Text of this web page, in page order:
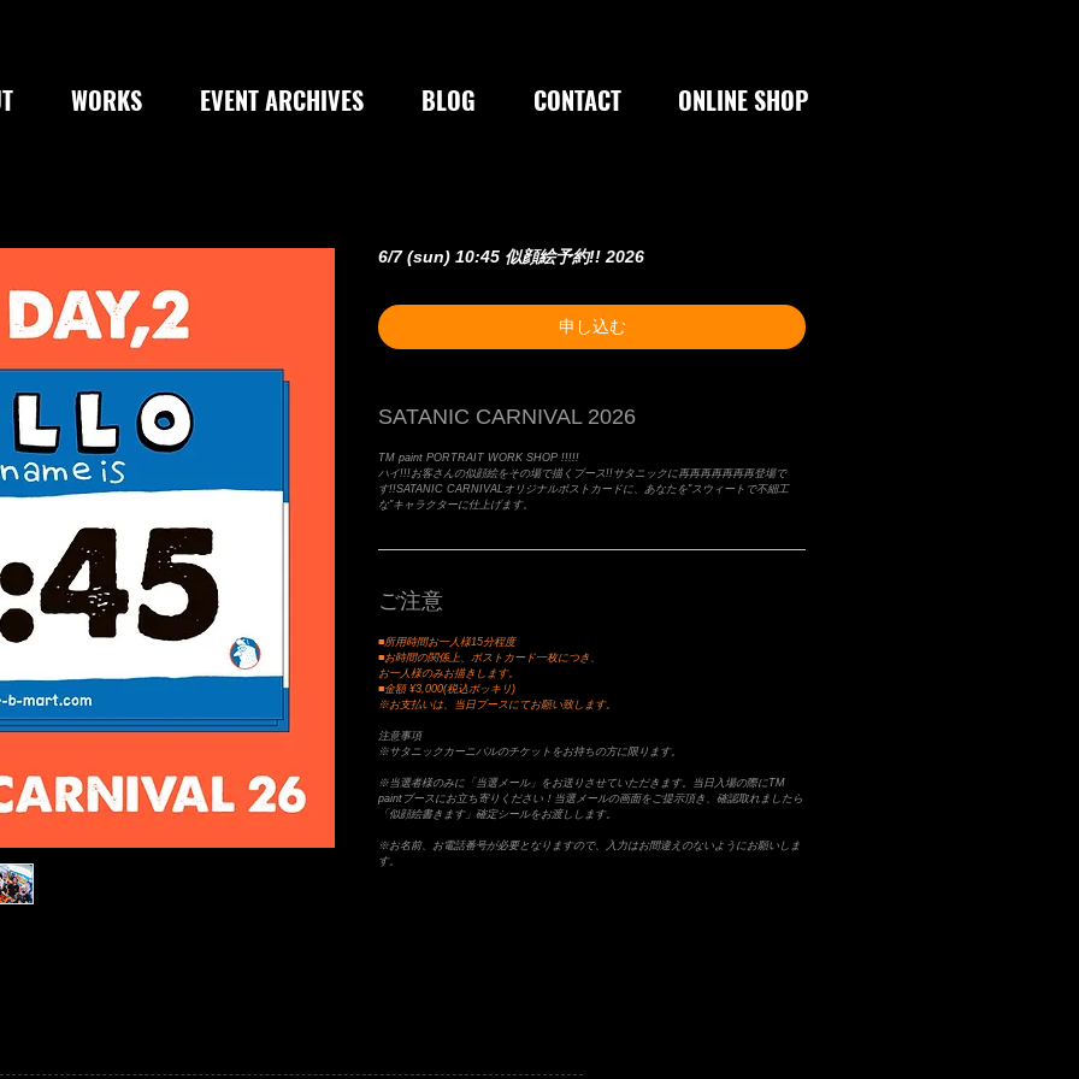
WORKS EVENT ARCHIVES BLOG CONTACT ONLINE SHOP
6/7 (sun) 10:45 似顔絵予約!! 2026
申し込む
SATANIC CARNIVAL 2026
TM paint PORTRAIT WORK SHOP !!!!!
ハイ!!!お客さんの似顔絵をその場で描くブース!!サタニックに再再再再再再再登場で
す!!SATANIC CARNIVALオリジナルポストカードに、あなたを"スウィートで不細工
な"キャラクターに仕上げます。
ご注意
■所用時間お一人様15分程度
■お時間の関係上、ポストカード一枚につき、
お一人様のみお描きします。
■金額 ¥3,000(税込ポッキリ)
※お支払いは、当日ブースにてお願い致します。
注意事項
※サタニックカーニバルのチケットをお持ちの方に限ります。
※当選者様のみに「当選メール」をお送りさせていただきます。当日入場の際にTM
paintブースにお立ち寄りください！当選メールの画面をご提示頂き、確認取れましたら
「似顔絵書きます」確定シールをお渡しします。
※お名前、お電話番号が必要となりますので、入力はお間違えのないようにお願いしま
す。